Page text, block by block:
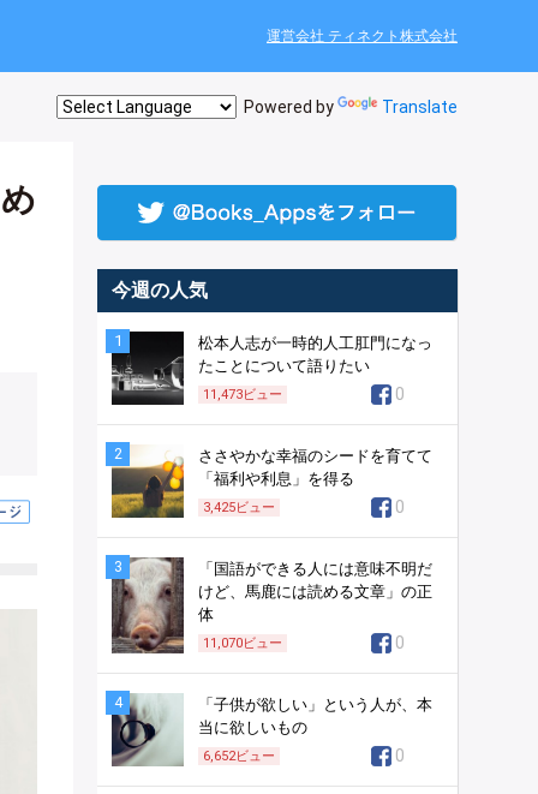
運営会社 ティネクト株式会社
Powered by Translate
今週の人気
1
松本人志が一時的人工肛門になっ
たことについて語りたい
11,473ビュー 0
2
ささやかな幸福のシードを育てて
「福利や利息」を得る
3,425ビュー 0
3
「国語ができる人には意味不明だ
けど、馬鹿には読める文章」の正
体
11,070ビュー 0
4
「子供が欲しい」という人が、本
当に欲しいもの
6,652ビュー 0